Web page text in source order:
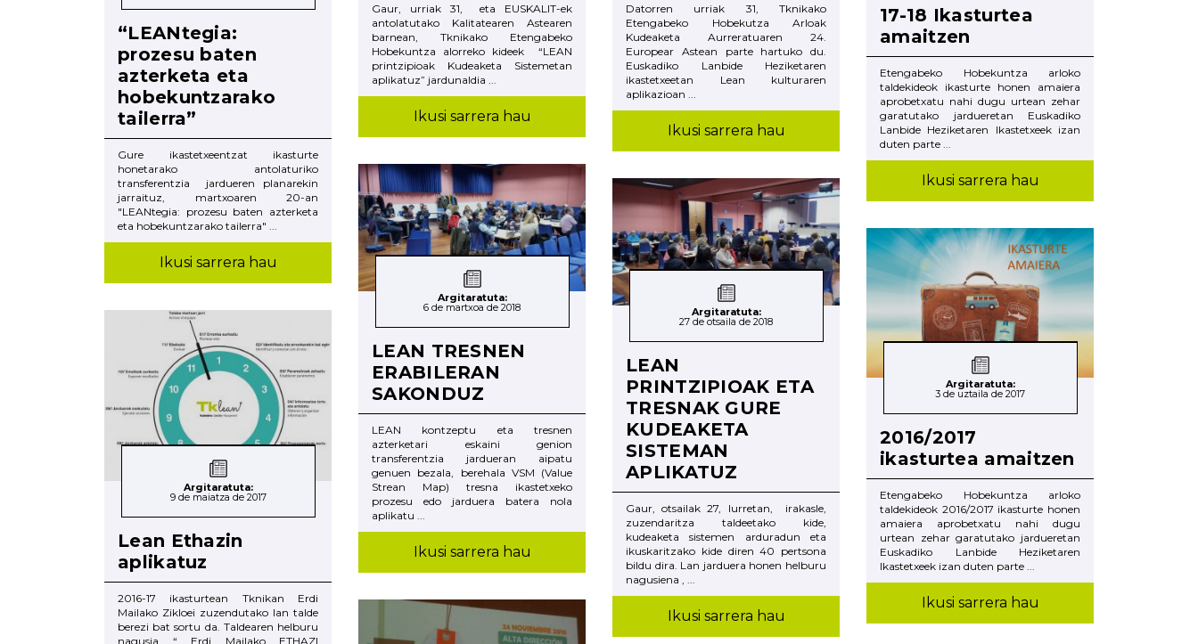
Gaur, urriak 31, eta EUSKALIT-ek
antolatutako Kalitatearen Astearen
barnean, Tknikako Etengabeko
Hobekuntza alorreko kideek “LEAN
printzipioak Kudeaketa Sistemetan
aplikatuz” jardunaldia ...
Ikusi sarrera hau
Datorren urriak 31, Tknikako
Etengabeko Hobekutza Arloak
Kudeaketa Aurreratuaren 24.
Europear Astean parte hartuko du.
Euskadiko Lanbide Heziketaren
ikastetxeetan Lean kulturaren
aplikazioan ...
Ikusi sarrera hau
17-18 Ikasturtea
amaitzen
Etengabeko Hobekuntza arloko
taldekideok ikasturte honen amaiera
aprobetxatu nahi dugu urtean zehar
garatutako jardueretan Euskadiko
Lanbide Heziketaren Ikastetxeek izan
duten parte ...
Ikusi sarrera hau
“LEANtegia:
prozesu baten
azterketa eta
hobekuntzarako
tailerra”
Gure ikastetxeentzat ikasturte
honetarako antolaturiko
transferentzia jardueren planarekin
jarraituz, martxoaren 20-an
"LEANtegia: prozesu baten azterketa
eta hobekuntzarako tailerra" ...
Ikusi sarrera hau
Argitaratuta:
6 de martxoa de 2018
LEAN TRESNEN
ERABILERAN
SAKONDUZ
LEAN kontzeptu eta tresnen
azterketari eskaini genion
transferentzia jardueran aipatu
genuen bezala, berehala VSM (Value
Strean Map) tresna ikastetxeko
prozesu edo jarduera batera nola
aplikatu ...
Ikusi sarrera hau
Argitaratuta:
27 de otsaila de 2018
LEAN
PRINTZIPIOAK ETA
TRESNAK GURE
KUDEAKETA
SISTEMAN
APLIKATUZ
Gaur, otsailak 27, Iurretan, irakasle,
zuzendaritza taldeetako kide,
kudeaketa sistemen arduradun eta
ikuskaritzako kide diren 40 pertsona
bildu dira. Lan jarduera honen helburu
nagusiena , ...
Ikusi sarrera hau
Argitaratuta:
3 de uztaila de 2017
2016/2017
ikasturtea amaitzen
Etengabeko Hobekuntza arloko
taldekideok 2016/2017 ikasturte honen
amaiera aprobetxatu nahi dugu
urtean zehar garatutako jardueretan
Euskadiko Lanbide Heziketaren
Ikastetxeek izan duten parte ...
Ikusi sarrera hau
Argitaratuta:
9 de maiatza de 2017
Lean Ethazin
aplikatuz
2016-17 ikasturtean Tknikan Erdi
Mailako Zikloei zuzendutako lan talde
berezi bat sortu da. Taldearen helburu
nagusia “ Erdi Mailako ETHAZI